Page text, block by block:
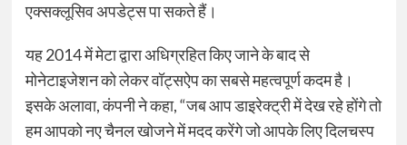
एक्सक्लूसिव अपडेट्स पा सकते हैं।
यह 2014 में मेटा द्वारा अधिग्रहित किए जाने के बाद से
मोनेटाइजेशन को लेकर वॉट्सऐप का सबसे महत्वपूर्ण कदम है।
इसके अलावा, कंपनी ने कहा, “जब आप डाइरेक्ट्री में देख रहे होंगे तो
हम आपको नए चैनल खोजने में मदद करेंगे जो आपके लिए दिलचस्प